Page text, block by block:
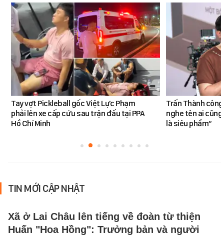
Tay vợt Pickleball gốc Việt Lực Phạm
phải lên xe cấp cứu sau trận đấu tại PPA
Hồ Chí Minh
Trấn Thành
nghe tên ai
là siêu phẩm”
TIN MỚI CẬP NHẬT
Xã ở Lai Châu lên tiếng về đoàn từ thiện
Huấn "Hoa Hồng": Trưởng bản và người